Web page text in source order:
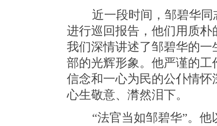
近一段时间，邹碧华同
进行巡回报告，他们用质
我们深情讲述了邹碧华的
部的光辉形象。他严谨的
信念和一心为民的公仆情
心生敬意、潸然泪下。
“法官当如邹碧华”。他